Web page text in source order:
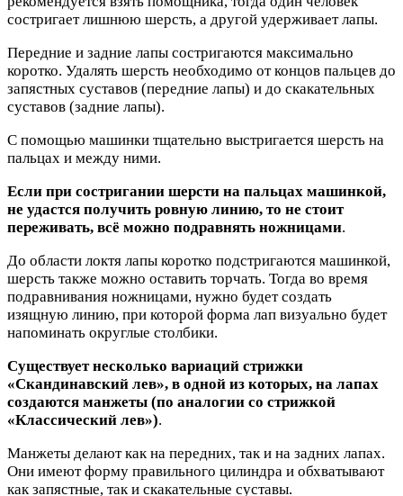
состригает лишнюю шерсть, а другой удерживает лапы.
Передние и задние лапы состригаются максимально
коротко. Удалять шерсть необходимо от концов пальцев до
запястных суставов (передние лапы) и до скакательных
суставов (задние лапы).
С помощью машинки тщательно выстригается шерсть на
пальцах и между ними.
Если при состригании шерсти на пальцах машинкой,
не удастся получить ровную линию, то не стоит
переживать, всё можно подравнять ножницами.
До области локтя лапы коротко подстригаются машинкой,
шерсть также можно оставить торчать. Тогда во время
подравнивания ножницами, нужно будет создать
изящную линию, при которой форма лап визуально будет
напоминать округлые столбики.
Существует несколько вариаций стрижки
«Скандинавский лев», в одной из которых, на лапах
создаются манжеты (по аналогии со стрижкой
«Классический лев»).
Манжеты делают как на передних, так и на задних лапах.
Они имеют форму правильного цилиндра и обхватывают
как запястные, так и скакательные суставы.